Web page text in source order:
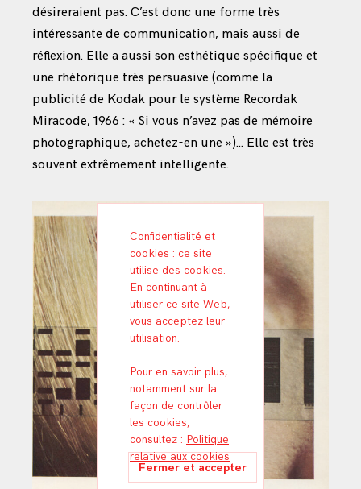
désireraient pas. C’est donc une forme très
intéressante de communication, mais aussi de
réflexion. Elle a aussi son esthétique spécifique et
une rhétorique très persuasive (comme la
publicité de Kodak pour le système Recordak
Miracode, 1966 : « Si vous n’avez pas de mémoire
photographique, achetez-en une »)… Elle est très
souvent extrêmement intelligente.
Confidentialité et
cookies : ce site
utilise des cookies.
En continuant à
utiliser ce site Web,
vous acceptez leur
utilisation.
Pour en savoir plus,
notamment sur la
façon de contrôler
les cookies,
consultez : Politique
relative aux cookies